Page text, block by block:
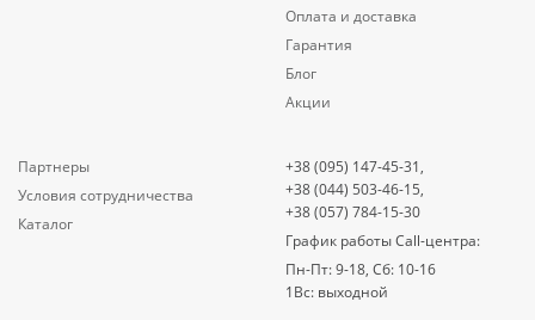
Оплата и доставка
Гарантия
Блог
Акции
Партнеры
Условия сотрудничества
Каталог
+38 (095) 147-45-31,
+38 (044) 503-46-15,
+38 (057) 784-15-30
График работы Call-центра:
Пн-Пт: 9-18, Сб: 10-16
1Вс: выходной